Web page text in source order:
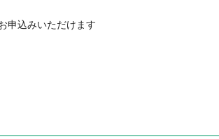
申込みいただけます